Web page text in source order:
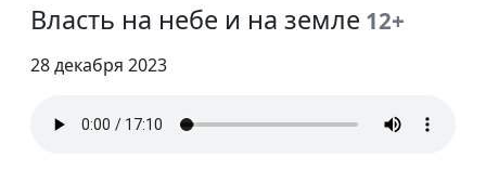
Власть на небе и на земле 12+
28 декабря 2023
служение
священнослужитель
Блудный сын и
праведный сын
Золотое правило
Александр Трусюк,
#97